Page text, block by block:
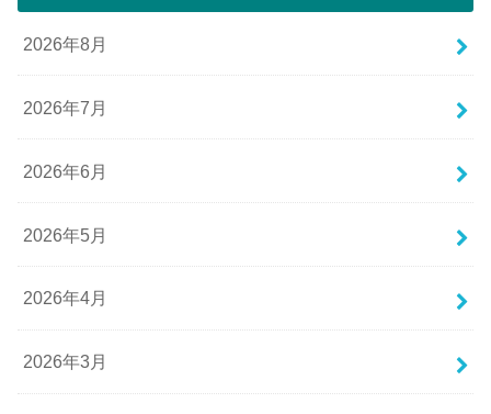
2026年8月
2026年7月
2026年6月
2026年5月
2026年4月
2026年3月